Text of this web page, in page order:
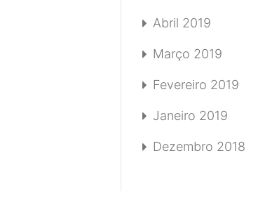
Abril 2019
Março 2019
Fevereiro 2019
Janeiro 2019
Dezembro 2018